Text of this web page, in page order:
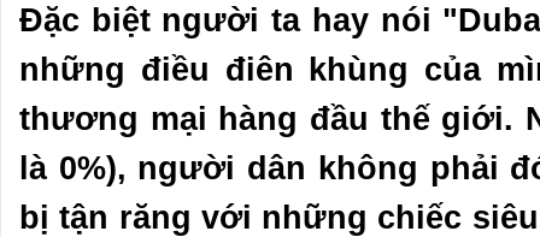
Đặc biệt người ta hay nói
những điều điên khùng của
thương mại hàng đầu thế giới.
là 0%), người dân không phải
bị tận răng với những chiếc